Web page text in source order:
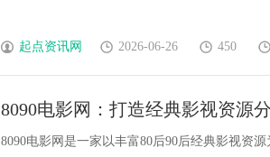
起点资讯网 2026-06-26 450
8090电影网：打造经典影视资源
8090电影网是一家以丰富80后90后经典影视资